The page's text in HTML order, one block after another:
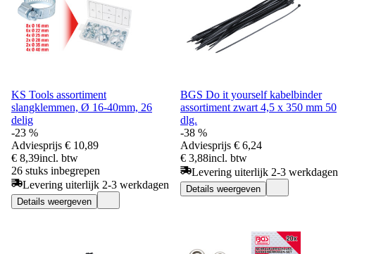
KS Tools assortiment
slangklemmen, Ø 16-40mm, 26
delig
-23 %
Adviesprijs € 10,89
€ 8,39incl. btw
26 stuks inbegrepen
Levering uiterlijk 2-3 werkdagen
Details weergeven
BGS Do it yourself kabelbinder
assortiment zwart 4,5 x 350 mm 50
dlg.
-38 %
Adviesprijs € 6,24
€ 3,88incl. btw
Levering uiterlijk 2-3 werkdagen
Details weergeven